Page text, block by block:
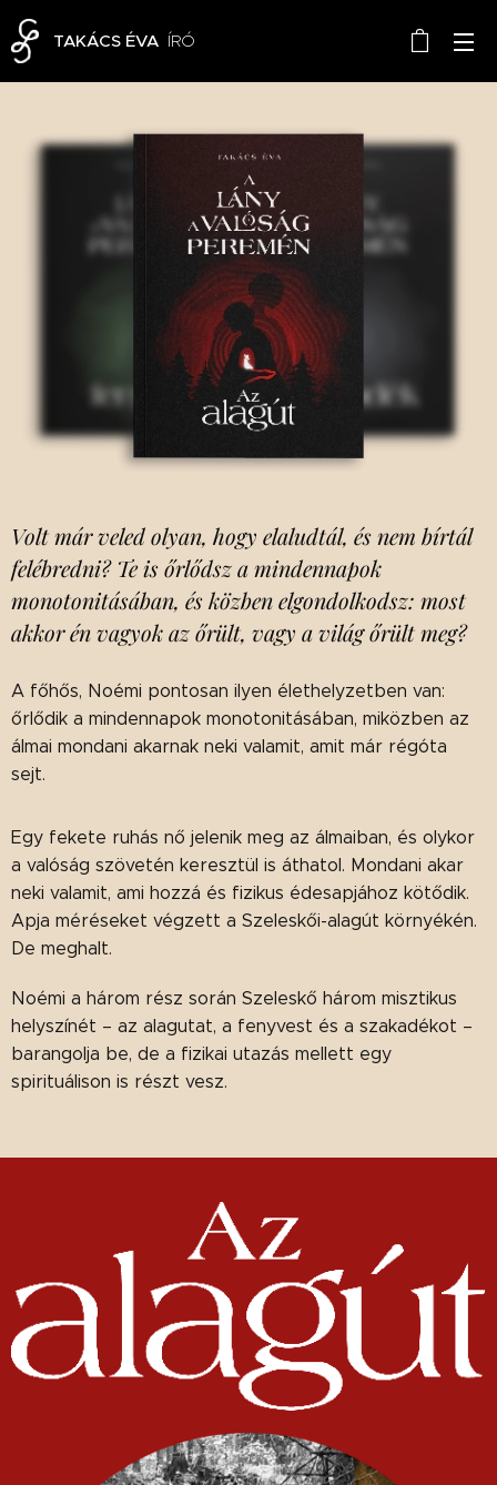
TAKÁCS ÉVA ÍRÓ
Volt már veled olyan, hogy elaludtál, és nem bírtál
felébredni? Te is őrlődsz a mindennapok
monotonitásában, és közben elgondolkodsz: most
akkor én vagyok az őrült, vagy a világ őrült meg?
A főhős, Noémi pontosan ilyen élethelyzetben van:
őrlődik a mindennapok monotonitásában, miközben az
álmai mondani akarnak neki valamit, amit már régóta
sejt.
Egy fekete ruhás nő jelenik meg az álmaiban, és olykor
a valóság szövetén keresztül is áthatol. Mondani akar
neki valamit, ami hozzá és fizikus édesapjához kötődik.
Apja méréseket végzett a Szeleskői-alagút környékén.
De meghalt.
Noémi a három rész során Szeleskő három misztikus
helyszínét – az alagutat, a fenyvest és a szakadékot –
barangolja be, de a fizikai utazás mellett egy
spirituálison is részt vesz.